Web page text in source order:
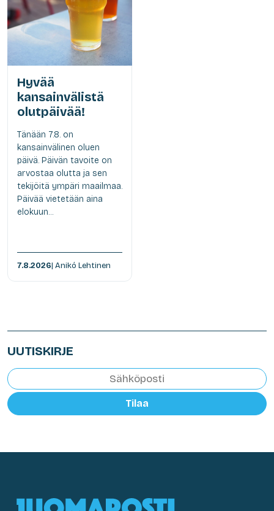
Hyvää
kansainvälistä
olutpäivää!
Tänään 7.8. on
kansainvälinen oluen
päivä. Päivän tavoite on
arvostaa olutta ja sen
tekijöitä ympäri maailmaa.
Päivää vietetään aina
elokuun...
7.8.2026| Anikó Lehtinen
UUTISKIRJE
Tilaa